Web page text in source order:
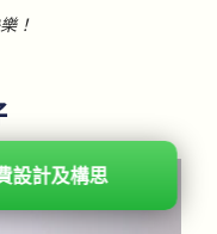
計及構思
！